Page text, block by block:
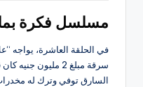
مسلسل فكرة
في الحلقة العاشرة، يواجه
سرقة مبلغ 2 مليون
السارق توفي وترك له